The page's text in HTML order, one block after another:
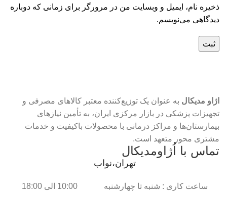
ذخیره نام، ایمیل و وبسایت من در مرورگر برای زمانی که دوباره
دیدگاهی می‌نویسم.
اژاو مدیکال به عنوان یک توزیع‌کننده معتبر کالاهای مصرفی و
تجهیزات پزشکی در بازار مرکزی ایران، به تأمین نیازهای
بیمارستان‌ها و مراکز درمانی با محصولات باکیفیت و خدمات
مشتری محور متعهد است.
تماس با اُژاومدیکال
تهران،نواب
ساعت کاری : شنبه تا چهارشنبه 10:00 الی 18:00